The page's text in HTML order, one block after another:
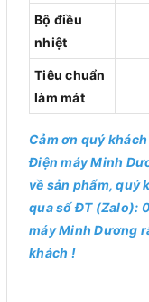
Bộ điều
nhiệt
Tiêu chuẩn
làm mát
Cảm ơn quý
Điện máy Minh
về sản phẩm, quý
qua số ĐT (Zalo):
máy Minh Dương
khách !